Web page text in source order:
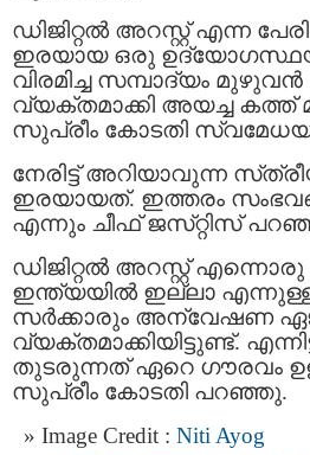
ഡിജിറ്റൽ അറസ്റ്റ് എന്ന
ഇരയായ ഒരു
വിരമിച്ച സമ്പാദ്യം മുഴുവൻ
വ്യക്തമാക്കി അയച്ച
സുപ്രീം കോടതി
നേരിട്ട് അറിയാവുന്ന
ഇരയായത്. ഇത്തരം
എന്നും ചീഫ്‌ ജസ്‌റ്റിസ്‌
ഡിജിറ്റൽ അറസ്റ്റ് എന്നൊരു
ഇന്ത്യയിൽ ഇല്ലാ എന്നുള്ള
സർക്കാരും അന്വേഷണ
വ്യക്തമാക്കിയിട്ടുണ്ട്.
തുടരുന്നത് ഏറെ ഗൗരവം
സുപ്രീം കോടതി പറഞ്ഞു.
Image Credit : Niti Ayog